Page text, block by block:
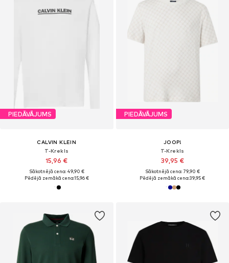
PIEDĀVĀJUMS
CALVIN KLEIN
T-Krekls
15,96 €
Sākotnējā cena: 49,90 €
Pēdējā zemākā cena:15,96 €
PIEDĀVĀJUMS
JOOP!
T-Krekls
39,95 €
Sākotnējā cena: 79,90 €
Pēdējā zemākā cena:39,95 €